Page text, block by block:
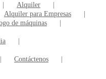
Alquiler
Alquiler para Empresas
de máquinas
Contáctenos